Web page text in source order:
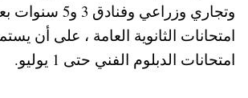
وتجاري وزراعي وفنادق
امتحانات الثانوية العامة ، على أن
امتحانات الدبلوم الفني حتى 1 يوليو.